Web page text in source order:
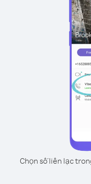
Chọn số liên lạc